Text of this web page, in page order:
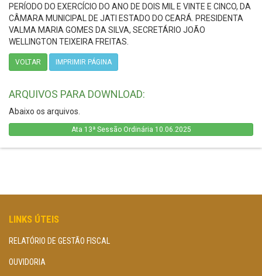
PERÍODO DO EXERCÍCIO DO ANO DE DOIS MIL E VINTE E CINCO, DA
CÂMARA MUNICIPAL DE JATI ESTADO DO CEARÁ. PRESIDENTA
VALMA MARIA GOMES DA SILVA, SECRETÁRIO JOÃO
WELLINGTON TEIXEIRA FREITAS.
VOLTAR IMPRIMIR PÁGINA
ARQUIVOS PARA DOWNLOAD:
Abaixo os arquivos.
Ata 13ª Sessão Ordinária 10.06.2025
LINKS ÚTEIS
RELATÓRIO DE GESTÃO FISCAL
OUVIDORIA